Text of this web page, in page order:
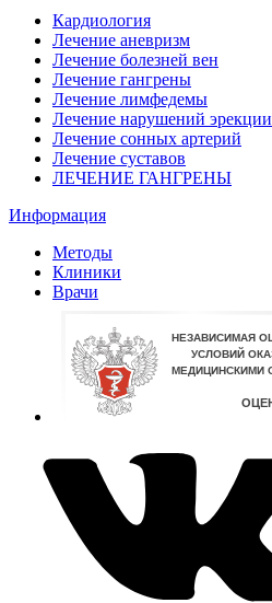
Кардиология
Лечение аневризм
Лечение болезней вен
Лечение гангрены
Лечение лимфедемы
Лечение нарушений эрекции
Лечение сонных артерий
Лечение суставов
ЛЕЧЕНИЕ ГАНГРЕНЫ
Информация
Методы
Клиники
Врачи